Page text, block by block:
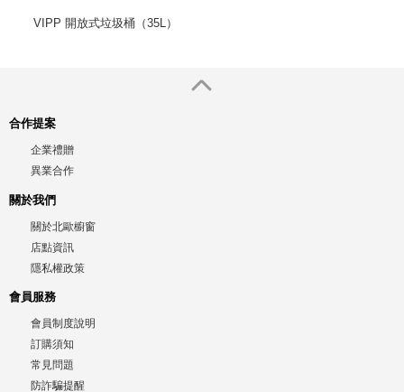
VIPP 開放式垃圾桶（35L）
合作提案
企業禮贈
異業合作
關於我們
關於北歐櫥窗
店點資訊
隱私權政策
會員服務
會員制度說明
訂購須知
常見問題
防詐騙提醒